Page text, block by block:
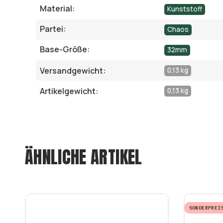
Material: Kunststoff
Partei: Chaos
Base-Größe: 32mm
Versandgewicht: 0,13 kg
Artikelgewicht: 0,13 kg
ÄHNLICHE ARTIKEL